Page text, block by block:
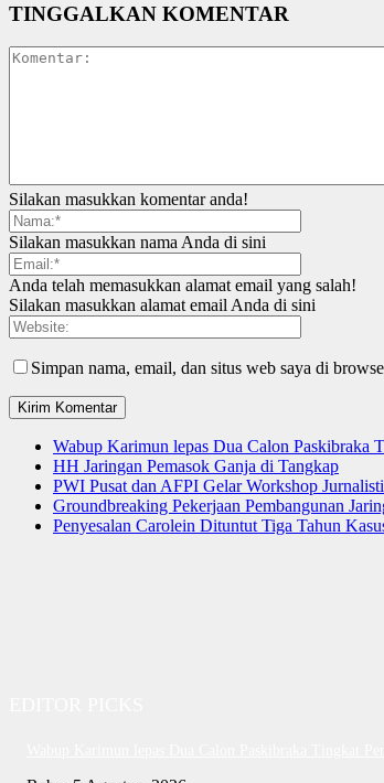
TINGGALKAN KOMENTAR
Silakan masukkan komentar anda!
Silakan masukkan nama Anda di sini
Anda telah memasukkan alamat email yang salah!
Silakan masukkan alamat email Anda di sini
Simpan nama, email, dan situs web saya di
Wabup Karimun lepas Dua Calon Paskibraka
HH Jaringan Pemasok Ganja di Tangkap
PWI Pusat dan AFPI Gelar Workshop
Groundbreaking Pekerjaan Pembangunan
Penyesalan Carolein Dituntut Tiga Tahun